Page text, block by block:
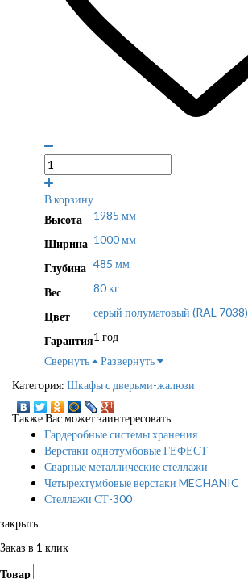
В корзину
Высота
1985 мм
Ширина 1000 мм
Глубина 485 мм
Вес 80 кг
Цвет серый полуматовый (RAL 7038)
Гарантия1 год
Свернуть
Развернуть
Категория: Шкафы с дверьми-жалюзи
Также Вас может заинтересовать
Гардеробные системы хранения
Верстаки однотумбовые ГЕФЕСТ
Сварные металлические стеллажи
Четырехтумбовые верстаки MECHANIC
Стеллажи СТ-300
закрыть
Заказ в 1 клик
Товар